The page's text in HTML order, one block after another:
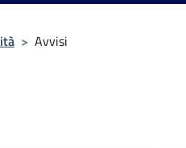
> Avvisi